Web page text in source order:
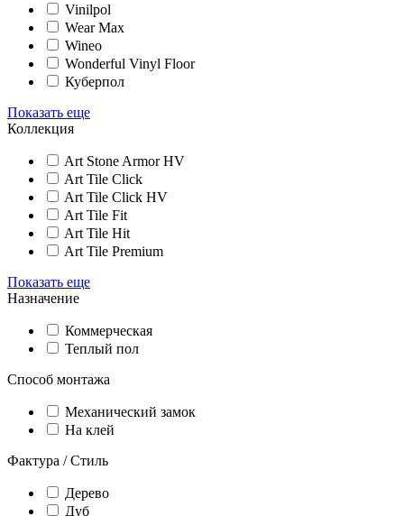
Vinilpol
Wear Max
Wineo
Wonderful Vinyl Floor
Куберпол
Показать еще
Коллекция
Art Stone Armor HV
Art Tile Click
Art Tile Click HV
Art Tile Fit
Art Tile Hit
Art Tile Premium
Показать еще
Назначение
Коммерческая
Теплый пол
Способ монтажа
Механический замок
На клей
Фактура / Стиль
Дерево
Дуб